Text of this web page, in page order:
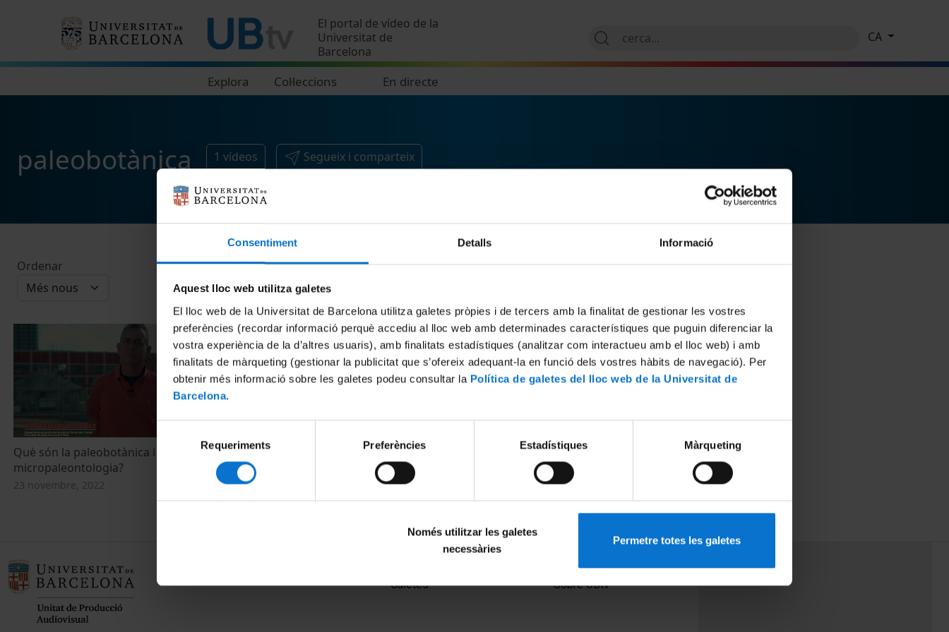
Consentiment Detalls Informació
Aquest lloc web utilitza galetes
El lloc web de la Universitat de Barcelona utilitza galetes pròpies i de tercers amb la finalitat de gestionar les vostres
preferències (recordar informació perquè accediu al lloc web amb determinades característiques que puguin diferenciar la
vostra experiència de la d’altres usuaris), amb finalitats estadístiques (analitzar com interactueu amb el lloc web) i amb
finalitats de màrqueting (gestionar la publicitat que s’ofereix adequant-la en funció dels vostres hàbits de navegació). Per
obtenir més informació sobre les galetes podeu consultar la Política de galetes del lloc web de la Universitat de
Barcelona.
consentiment
Requeriments Preferències Estadístiques Màrqueting
Només utilitzar les galetes
necessàries
Permetre totes les galetes
El portal de vídeo de la
Universitat de
Barcelona
Explora Col·leccions En directe
CA
paleobotànica 1 vídeos Segueix i comparteix
Ordenar
Què són la paleobotànica i la
micropaleontologia?
23 novembre, 2022
Galetes
Sobre UBtv